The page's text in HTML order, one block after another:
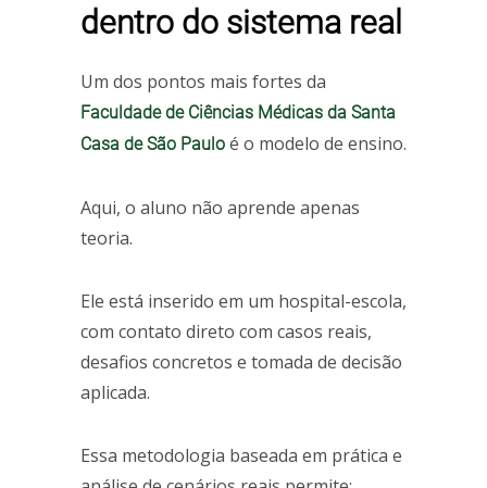
dentro do sistema real
Um dos pontos mais fortes da
Faculdade de Ciências Médicas da Santa
Casa de São Paulo é o modelo de ensino.
Aqui, o aluno não aprende apenas
teoria.
Ele está inserido em um hospital-escola,
com contato direto com casos reais,
desafios concretos e tomada de decisão
aplicada.
Essa metodologia baseada em prática e